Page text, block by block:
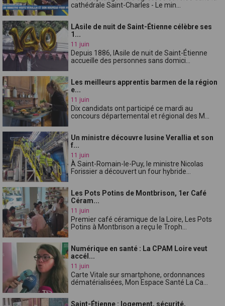
cathédrale Saint-Charles - Le min...
LAsile de nuit de Saint-Étienne célèbre ses
1...
11 juin
Depuis 1886, lAsile de nuit de Saint-Étienne
accueille des personnes sans domici...
Les meilleurs apprentis barmen de la région
e...
11 juin
Dix candidats ont participé ce mardi au
concours départemental et régional des M...
Un ministre découvre lusine Verallia et son
f...
11 juin
À Saint-Romain-le-Puy, le ministre Nicolas
Forissier a découvert un four hybride...
Les Pots Potins de Montbrison, 1er Café
Céram...
11 juin
Premier café céramique de la Loire, Les Pots
Potins à Montbrison a reçu le Troph...
Numérique en santé : La CPAM Loire veut
accél...
11 juin
Carte Vitale sur smartphone, ordonnances
dématérialisées, Mon Espace Santé La Ca...
Saint-Étienne : logement, sécurité,